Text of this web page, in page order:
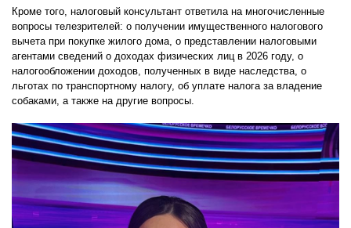
Кроме того, налоговый консультант ответила на многочисленные
вопросы телезрителей: о получении имущественного налогового
вычета при покупке жилого дома, о представлении налоговыми
агентами сведений о доходах физических лиц в 2026 году, о
налогообложении доходов, полученных в виде наследства, о
льготах по транспортному налогу, об уплате налога за владение
собаками, а также на другие вопросы.